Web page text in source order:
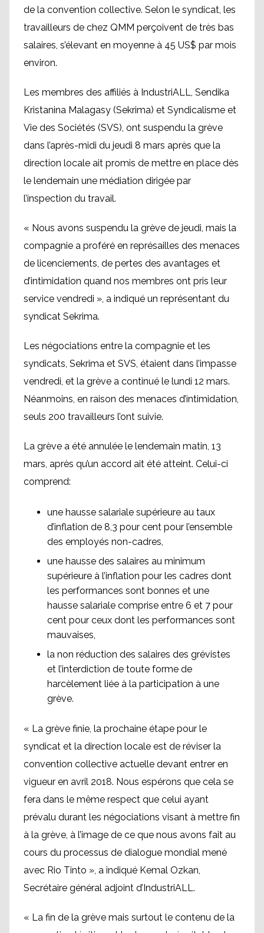
de la convention collective. Selon le syndicat, les
travailleurs de chez QMM perçoivent de très bas
salaires, s’élevant en moyenne à 45 US$ par mois
environ.
Les membres des affiliés à IndustriALL, Sendika
Kristanina Malagasy (Sekrima) et Syndicalisme et
Vie des Sociétés (SVS), ont suspendu la grève
dans l’après-midi du jeudi 8 mars après que la
direction locale ait promis de mettre en place dès
le lendemain une médiation dirigée par
l’inspection du travail.
« Nous avons suspendu la grève de jeudi, mais la
compagnie a proféré en représailles des menaces
de licenciements, de pertes des avantages et
d’intimidation quand nos membres ont pris leur
service vendredi », a indiqué un représentant du
syndicat Sekrima.
Les négociations entre la compagnie et les
syndicats, Sekrima et SVS, étaient dans l’impasse
vendredi, et la grève a continué le lundi 12 mars.
Néanmoins, en raison des menaces d’intimidation,
seuls 200 travailleurs l’ont suivie.
La grève a été annulée le lendemain matin, 13
mars, après qu’un accord ait été atteint. Celui-ci
comprend:
une hausse salariale supérieure au taux
d’inflation de 8,3 pour cent pour l’ensemble
des employés non-cadres,
une hausse des salaires au minimum
supérieure à l’inflation pour les cadres dont
les performances sont bonnes et une
hausse salariale comprise entre 6 et 7 pour
cent pour ceux dont les performances sont
mauvaises,
la non réduction des salaires des grévistes
et l’interdiction de toute forme de
harcèlement liée à la participation à une
grève.
« La grève finie, la prochaine étape pour le
syndicat et la direction locale est de réviser la
convention collective actuelle devant entrer en
vigueur en avril 2018. Nous espérons que cela se
fera dans le même respect que celui ayant
prévalu durant les négociations visant à mettre fin
à la grève, à l’image de ce que nous avons fait au
cours du processus de dialogue mondial mené
avec Rio Tinto », a indiqué Kemal Ozkan,
Secrétaire général adjoint d’IndustriALL.
« La fin de la grève mais surtout le contenu de la